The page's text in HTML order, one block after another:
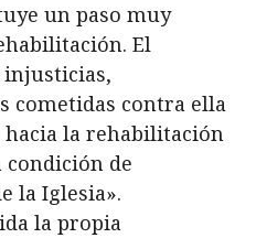
un paso muy
El
cometidas contra ella
la rehabilitación
de
la Iglesia».
la propia